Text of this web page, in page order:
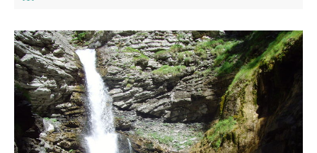
Cascade située à 20 minutes du village. promenade
familiale.